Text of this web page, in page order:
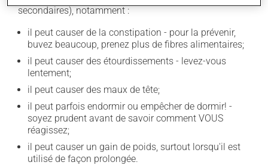
secondaires), notamment :
il peut causer de la constipation - pour la prévenir,
buvez beaucoup, prenez plus de fibres alimentaires;
il peut causer des étourdissements - levez-vous
lentement;
il peut causer des maux de tête;
il peut parfois endormir ou empêcher de dormir! -
soyez prudent avant de savoir comment VOUS
réagissez;
il peut causer un gain de poids, surtout lorsqu'il est
utilisé de façon prolongée.